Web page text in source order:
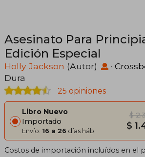
Asesinato Para
Edición Especial
Holly Jackson (Autor) ·
Dura
25 opiniones
Libro Nuevo
Importado
Envío: 16 a 26 días háb.
$
$
Costos de importación incluídos en el